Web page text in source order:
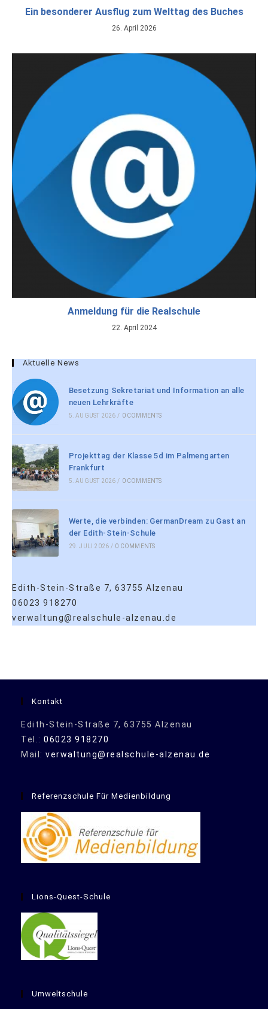
Ein besonderer Ausflug zum Welttag des Buches
26. April 2026
Anmeldung für die Realschule
22. April 2024
Aktuelle News
Besetzung Sekretariat und Information an alle
neuen Lehrkräfte
5. AUGUST 2026 / 0 COMMENTS
Projekttag der Klasse 5d im Palmengarten
Frankfurt
5. AUGUST 2026 / 0 COMMENTS
Werte, die verbinden: GermanDream zu Gast an
der Edith-Stein-Schule
29. JULI 2026 / 0 COMMENTS
Edith-Stein-Straße 7, 63755 Alzenau
06023 918270
verwaltung@realschule-alzenau.de
Kontakt
Edith-Stein-Straße 7, 63755 Alzenau
Tel.: 06023 918270
Mail: verwaltung@realschule-alzenau.de
Referenzschule Für Medienbildung
Lions-Quest-Schule
Umweltschule